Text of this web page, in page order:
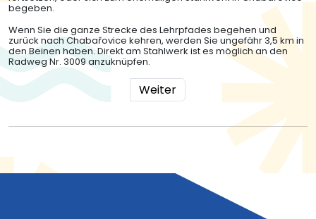
begeben.
Wenn Sie die ganze Strecke des Lehrpfades begehen und
zurück nach Chabařovice kehren, werden Sie ungefähr 3,5 km in
den Beinen haben. Direkt am Stahlwerk ist es möglich an den
Radweg Nr. 3009 anzuknüpfen.
Weiter